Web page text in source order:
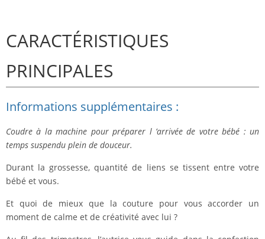
CARACTÉRISTIQUES
PRINCIPALES
Informations supplémentaires :
Coudre à la machine pour préparer l ’arrivée de votre bébé : un
temps suspendu plein de douceur.
Durant la grossesse, quantité de liens se tissent entre votre
bébé et vous.
Et quoi de mieux que la couture pour vous accorder un
moment de calme et de créativité avec lui ?